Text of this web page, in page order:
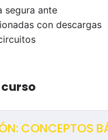
segura ante
con descargas
CONCEPTOS